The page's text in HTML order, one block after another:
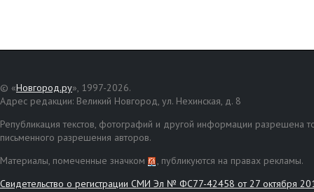
© «Новгород.ру», 1997-2026.
Адрес редакции: Великий Новгород, ул. Нехинская, д. 8
Републикация текстов, фотографий и другой информации разрешена
письменного разрешения авторов.
Материалы, помеченные значком
, публикуются на правах рекламы.
Свидетельство о регистрации СМИ Эл № ФС77-42458 от 27 октября